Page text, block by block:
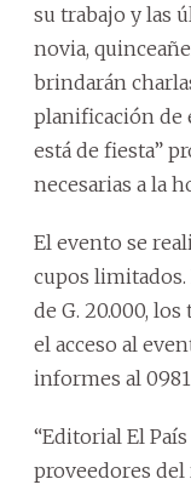
su trabajo y las
novia,
brindarán
planificación de
está de fiesta”
necesarias a la
El evento se
cupos
de G. 20.000,
el acceso al
informes al 0981
“Editorial El
proveedores del